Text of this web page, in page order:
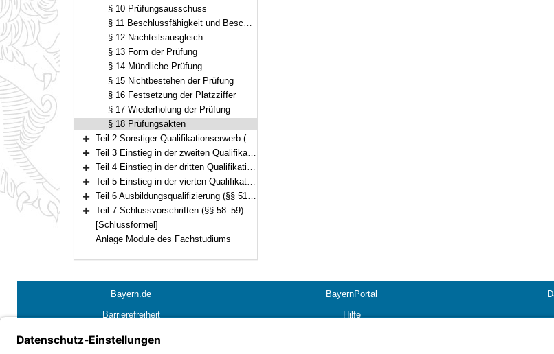
§ 10 Prüfungsausschuss
§ 11 Beschlussfähigkeit und Beschlussfassung des Prüfungsausschusses
§ 12 Nachteilsausgleich
§ 13 Form der Prüfung
§ 14 Mündliche Prüfung
§ 15 Nichtbestehen der Prüfung
§ 16 Festsetzung der Platzziffer
§ 17 Wiederholung der Prüfung
§ 18 Prüfungsakten
Bereich erweitern
Teil 2 Sonstiger Qualifikationserwerb (§ 19)
Bereich erweitern
Teil 3 Einstieg in der zweiten Qualifikationsebene (§§ 20–28)
Bereich erweitern
Teil 4 Einstieg in der dritten Qualifikationsebene (§§ 29–36)
Bereich erweitern
Teil 5 Einstieg in der vierten Qualifikationsebene (§§ 37–50)
Bereich erweitern
Teil 6 Ausbildungsqualifizierung (§§ 51–57)
Bereich erweitern
Teil 7 Schlussvorschriften (§§ 58–59)
[Schlussformel]
Anlage Module des Fachstudiums
Bayern.de BayernPortal
Barrierefreiheit
Hilfe